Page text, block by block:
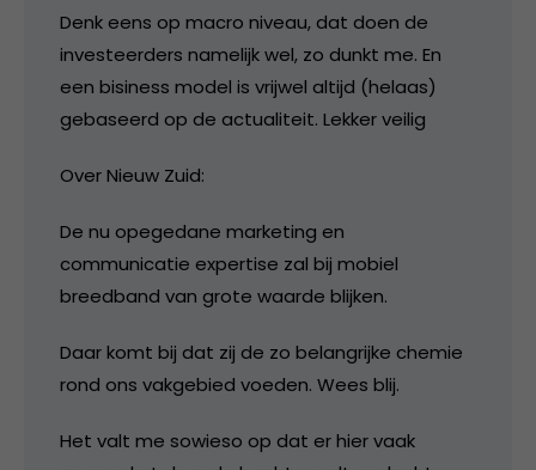
Denk eens op macro niveau, dat doen de
investeerders namelijk wel, zo dunkt me. En
een bisiness model is vrijwel altijd (helaas)
gebaseerd op de actualiteit. Lekker veilig
Over Nieuw Zuid:
De nu opegedane marketing en
communicatie expertise zal bij mobiel
breedband van grote waarde blijken.
Daar komt bij dat zij de zo belangrijke chemie
rond ons vakgebied voeden. Wees blij.
Het valt me sowieso op dat er hier vaak